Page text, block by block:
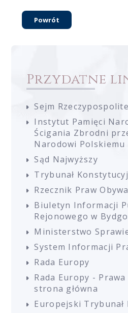
Powrót
Przydatne
Sejm
Instytut Pamięci
Ścigania Zbrodni
Narodowi Polskiemu
Sąd Najwyższy
Trybunał
Rzecznik Praw
Biuletyn Informacji
Rejonowego w
Ministerstwo
System Informacji
Rada Europy
Rada Europy - Prawa
strona główna
Europejski Trybunał